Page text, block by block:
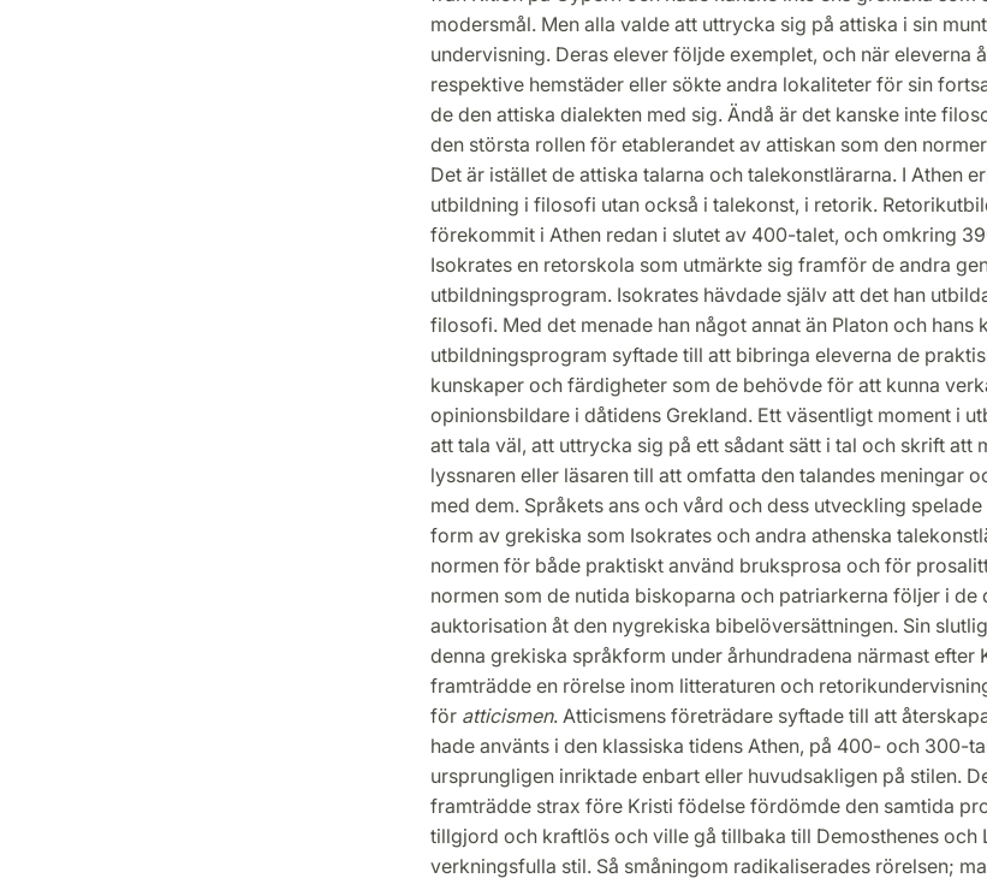
modersmål. Men alla valde att uttrycka sig på attiska i sin
undervisning. Deras elever följde exemplet, och när eleverna
respektive hemstäder eller sökte andra lokaliteter för sin
de den attiska dialekten med sig. Ändå är det kanske inte
den största rollen för etablerandet av attiskan som den
Det är istället de attiska talarna och talekonstlärarna. I Athen
utbildning i filosofi utan också i talekonst, i retorik.
förekommit i Athen redan i slutet av 400-talet, och omkring
Isokrates en retorskola som utmärkte sig framför de andra
utbildningsprogram. Isokrates hävdade själv att det han
filosofi. Med det menade han något annat än Platon och hans
utbildningsprogram syftade till att bibringa eleverna de
kunskaper och färdigheter som de behövde för att kunna
opinionsbildare i dåtidens Grekland. Ett väsentligt moment i
att tala väl, att uttrycka sig på ett sådant sätt i tal och skrift att
lyssnaren eller läsaren till att omfatta den talandes meningar
med dem. Språkets ans och vård och dess utveckling
form av grekiska som Isokrates och andra athenska
normen för både praktiskt använd bruksprosa och för
normen som de nutida biskoparna och patriarkerna följer i de
auktorisation åt den nygrekiska bibelöversättningen. Sin
denna grekiska språkform under århundradena närmast efter
framträdde en rörelse inom litteraturen och
för atticismen. Atticismens företrädare syftade till att
hade använts i den klassiska tidens Athen, på 400- och 300-
ursprungligen inriktade enbart eller huvudsakligen på stilen.
framträdde strax före Kristi födelse fördömde den samtida
tillgjord och kraftlös och ville gå tillbaka till Demosthenes och
verkningsfulla stil. Så småningom radikaliserades rörelsen;